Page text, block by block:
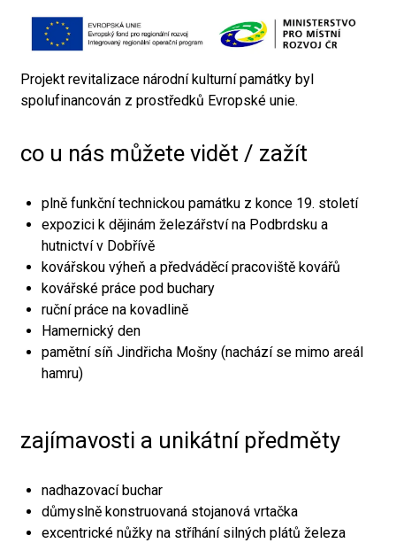
Projekt revitalizace národní kulturní památky byl
spolufinancován z prostředků Evropské unie.
co u nás můžete vidět / zažít
plně funkční technickou památku z konce 19. století
expozici k dějinám železářství na Podbrdsku a
hutnictví v Dobřívě
kovářskou výheň a předváděcí pracoviště kovářů
kovářské práce pod buchary
ruční práce na kovadlině
Hamernický den
pamětní síň Jindřicha Mošny (nachází se mimo areál
hamru)
zajímavosti a unikátní předměty
nadhazovací buchar
důmyslně konstruovaná stojanová vrtačka
excentrické nůžky na stříhání silných plátů železa